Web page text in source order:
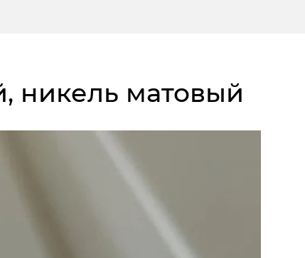
никель матовый